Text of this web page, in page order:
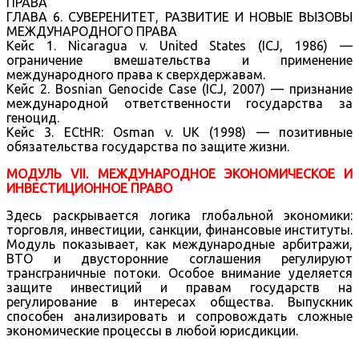
ГЛАВА 6. СУВЕРЕНИТЕТ, РАЗВИТИЕ И НОВЫЕ ВЫЗОВЫ
МЕЖДУНАРОДНОГО ПРАВА
Кейс 1. Nicaragua v. United States (ICJ, 1986) —
ограничение вмешательства и применение
международного права к сверхдержавам.
Кейс 2. Bosnian Genocide Case (ICJ, 2007) — признание
международной ответственности государства за
геноцид.
Кейс 3. ECtHR: Osman v. UK (1998) — позитивные
обязательства государства по защите жизни.
МОДУЛЬ VII. МЕЖДУНАРОДНОЕ ЭКОНОМИЧЕСКОЕ И
ИНВЕСТИЦИОННОЕ ПРАВО
Здесь раскрывается логика глобальной экономики:
торговля, инвестиции, санкции, финансовые институты.
Модуль показывает, как международные арбитражи,
ВТО и двусторонние соглашения регулируют
трансграничные потоки. Особое внимание уделяется
защите инвестиций и правам государств на
регулирование в интересах общества. Выпускник
способен анализировать и сопровождать сложные
экономические процессы в любой юрисдикции.